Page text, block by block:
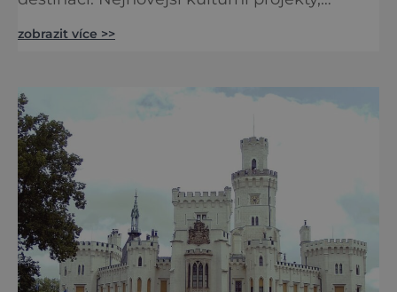
rekonstrukce historických památek přitahují
moderní zážitky do jedinečné nabídky
turistických míst – přinášíme jejich výběr. Po
přibližně pětileté
zobrazit více >>